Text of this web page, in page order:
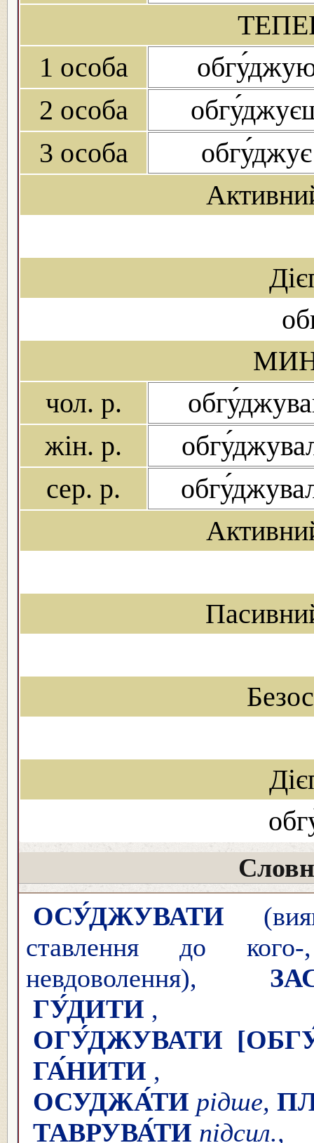
1 особа
2 особа
3 особа
обгу́джує
чол. р.
жін. р.
сер. р.
ОСУ́ДЖУВАТИ
ставлення до кого-
невдоволення),
ГУ́ДИТИ ,
ОГУ́ДЖУВАТИ
ГА́НИТИ
ОСУДЖА́ТИ рідше,
ТАВРУВА́ТИ